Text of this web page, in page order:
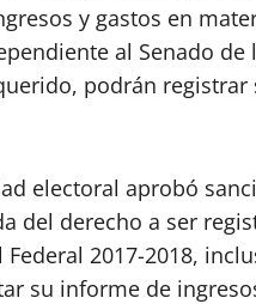
y gastos en
al Senado
podrán
electoral aprobó
del derecho a ser
Federal 2017-2018,
su informe de